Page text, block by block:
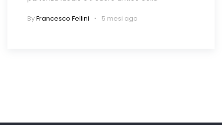
ByFrancesco Fellini 5 mesi ago